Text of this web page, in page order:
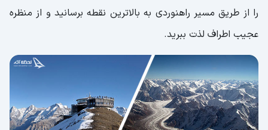
را از طریق مسیر راهنوردی به بالاترین نقطه برسانید و از منظره
عجیب اطراف لذت ببرید.